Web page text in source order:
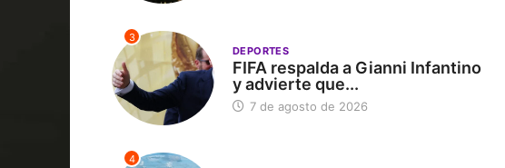
3
DEPORTES
FIFA respalda a Gianni Infantino
y advierte que...
7 de agosto de 2026
4